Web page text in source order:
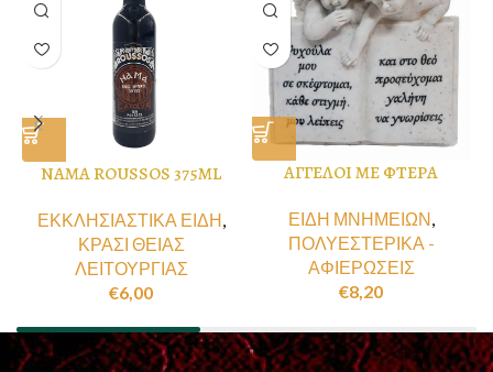
NAMA ROUSSOS 375ML
ΕΚΚΛΗΣΙΑΣΤΙΚΑ ΕΙΔΗ,
ΚΡΑΣΙ ΘΕΙΑΣ
ΛΕΙΤΟΥΡΓΙΑΣ
€6,00
ΑΓΓΕΛΟΙ ΜΕ ΦΤΕΡΑ
ΕΙΔΗ ΜΝΗΜΕΙΩΝ,
ΠΟΛΥΕΣΤΕΡΙΚΑ -
ΑΦΙΕΡΩΣΕΙΣ
€8,20